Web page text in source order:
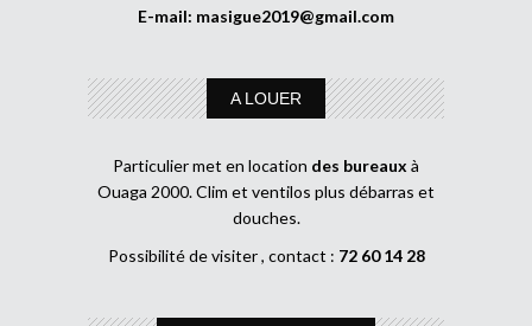
E-mail: masigue2019@gmail.com
A LOUER
Particulier met en location des bureaux à
Ouaga 2000. Clim et ventilos plus débarras et
douches.
Possibilité de visiter , contact : 72 60 14 28